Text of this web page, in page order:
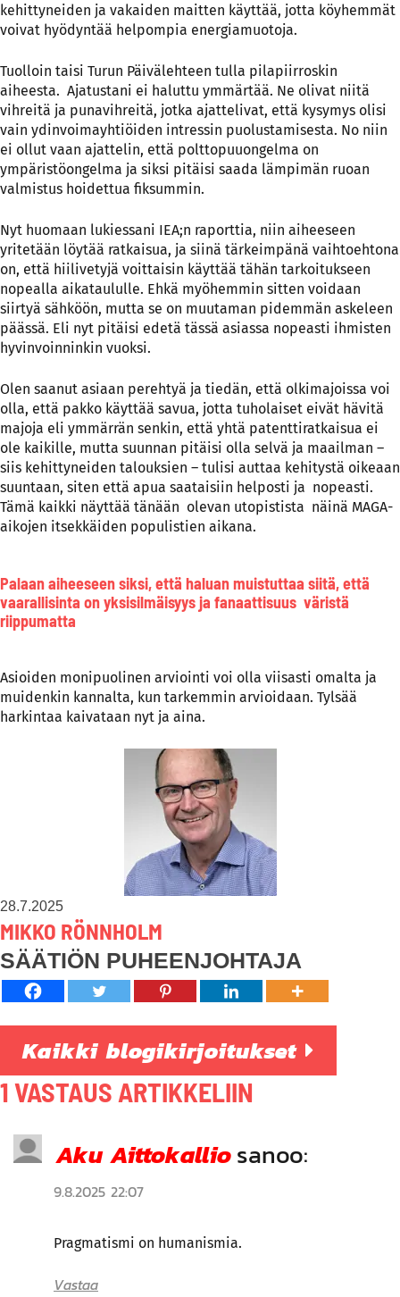
kehittyneiden ja vakaiden maitten käyttää, jotta köyhemmät
voivat hyödyntää helpompia energiamuotoja.
Tuolloin taisi Turun Päivälehteen tulla pilapiirroskin
aiheesta. Ajatustani ei haluttu ymmärtää. Ne olivat niitä
vihreitä ja punavihreitä, jotka ajattelivat, että kysymys olisi
vain ydinvoimayhtiöiden intressin puolustamisesta. No niin
ei ollut vaan ajattelin, että polttopuuongelma on
ympäristöongelma ja siksi pitäisi saada lämpimän ruoan
valmistus hoidettua fiksummin.
Nyt huomaan lukiessani IEA;n raporttia, niin aiheeseen
yritetään löytää ratkaisua, ja siinä tärkeimpänä vaihtoehtona
on, että hiilivetyjä voittaisin käyttää tähän tarkoitukseen
nopealla aikataululle. Ehkä myöhemmin sitten voidaan
siirtyä sähköön, mutta se on muutaman pidemmän askeleen
päässä. Eli nyt pitäisi edetä tässä asiassa nopeasti ihmisten
hyvinvoinninkin vuoksi.
Olen saanut asiaan perehtyä ja tiedän, että olkimajoissa voi
olla, että pakko käyttää savua, jotta tuholaiset eivät hävitä
majoja eli ymmärrän senkin, että yhtä patenttiratkaisua ei
ole kaikille, mutta suunnan pitäisi olla selvä ja maailman –
siis kehittyneiden talouksien – tulisi auttaa kehitystä oikeaan
suuntaan, siten että apua saataisiin helposti ja nopeasti.
Tämä kaikki näyttää tänään olevan utopistista näinä MAGA-
aikojen itsekkäiden populistien aikana.
Palaan aiheeseen siksi, että haluan muistuttaa siitä, että
vaarallisinta on yksisilmäisyys ja fanaattisuus väristä
riippumatta
Asioiden monipuolinen arviointi voi olla viisasti omalta ja
muidenkin kannalta, kun tarkemmin arvioidaan. Tylsää
harkintaa kaivataan nyt ja aina.
28.7.2025
MIKKO RÖNNHOLM
SÄÄTIÖN PUHEENJOHTAJA
Kaikki blogikirjoitukset
1 VASTAUS ARTIKKELIIN
Aku Aittokalliosanoo:
9.8.2025 22:07
Pragmatismi on humanismia.
Vastaa